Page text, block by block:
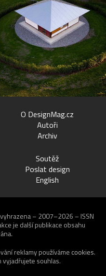
O DesignMag.cz
Autoři
Archiv
Soutěž
Poslat design
English
– 2007–2026 – ISSN
je další publikace obsahu
reklamy používáme cookies.
vyjadřujete souhlas.